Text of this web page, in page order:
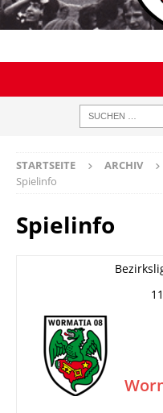
STARTSEITE ARCHIV
Spielinfo
Spielinfo